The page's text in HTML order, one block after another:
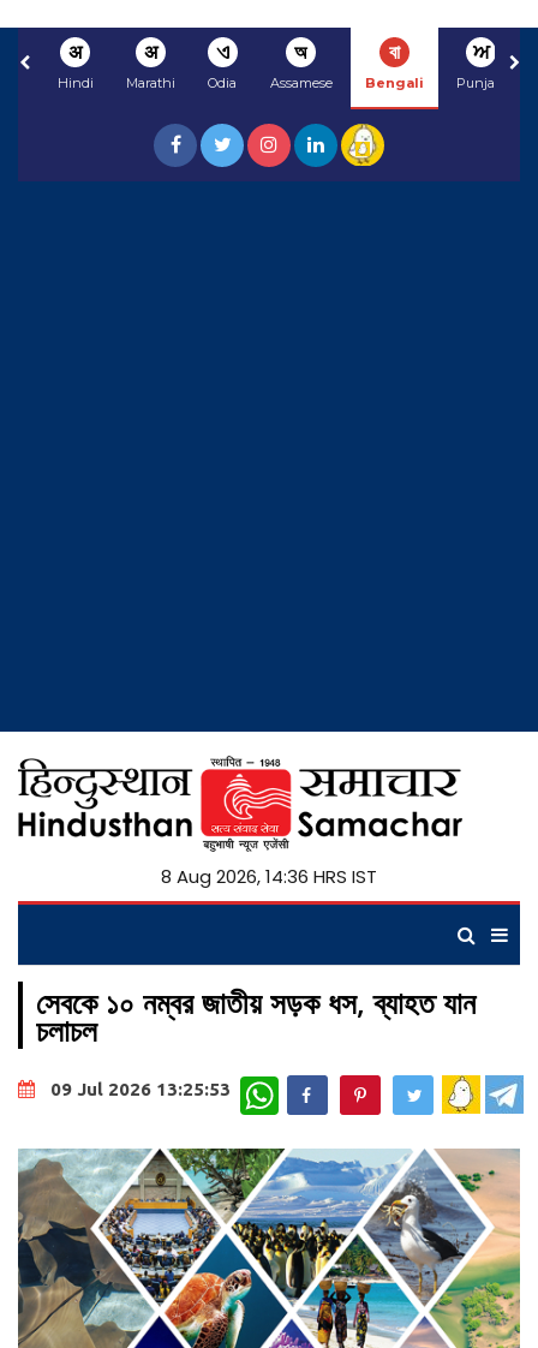
अ
Hindi
अ
Marathi
ଏ
Odia
অ
Assamese
বা
Bengali
ਅ
Punjabi
8 Aug 2026, 14:36 HRS IST
সেবকে ১০ নম্বর জাতীয় সড়ক ধস, ব্যাহত যান
চলাচল
09 Jul 2026 13:25:53 WhatsApp